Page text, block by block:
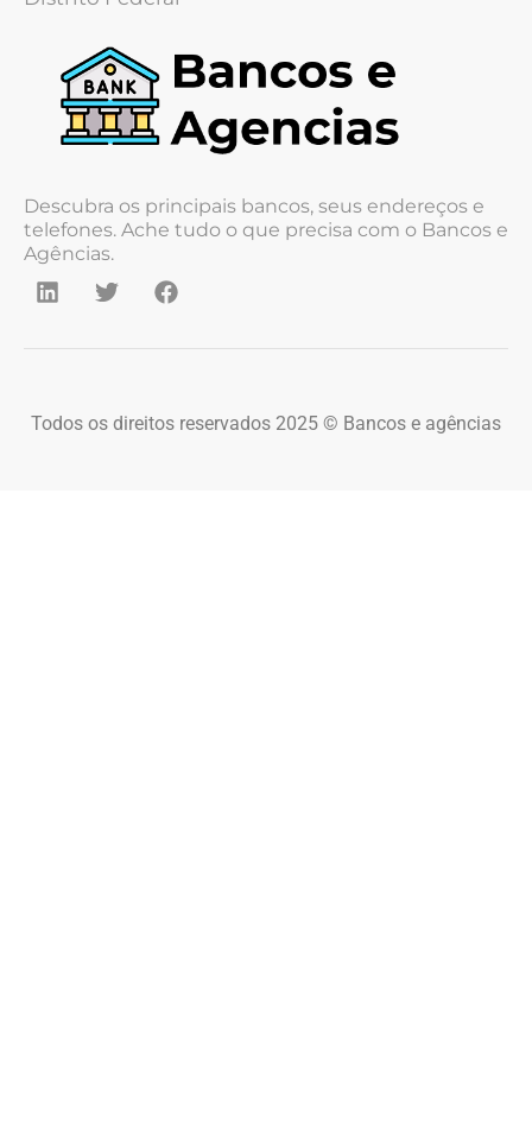
Descubra os principais bancos, seus endereços e
telefones. Ache tudo o que precisa com o Bancos e
Agências.
Todos os direitos reservados 2025 © Bancos e agências